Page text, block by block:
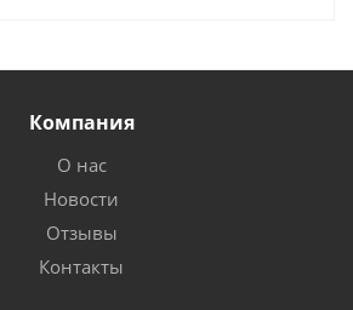
Компания
О нас
Новости
Отзывы
Контакты